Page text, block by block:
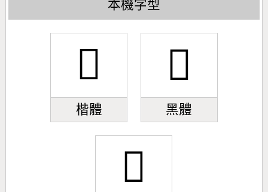
本機字型
𱾹
楷體
𱾹
黑體
𱾹